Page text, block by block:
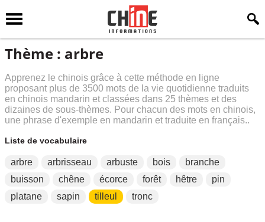
Thème : arbre
Apprenez le chinois grâce à cette méthode en ligne
proposant plus de 3500 mots de la vie quotidienne traduits
en chinois mandarin et classées dans 25 thèmes et des
dizaines de sous-thèmes. Pour chacun des mots en chinois,
une phrase d'exemple en mandarin et traduite en français..
Liste de vocabulaire
arbre arbrisseau arbuste bois
branche
buisson
chêne écorce forêt hêtre
pin
platane
sapin tilleul tronc